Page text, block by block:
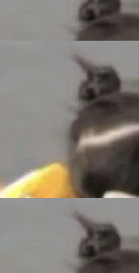
发
基百
成内
网站
无论
更
写 R
、
文
绕三
一
支